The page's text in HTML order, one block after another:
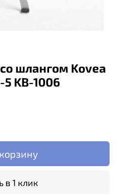
шлангом Kovea
KB-1006
в 1 клик